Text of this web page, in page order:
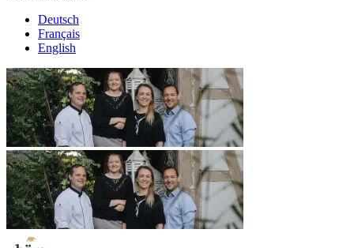
Deutsch
Français
English